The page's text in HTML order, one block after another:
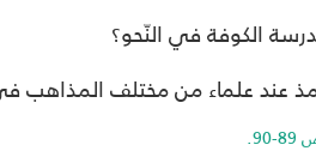
الكوفة في النّحو؟
عند علماء من مختلف المذاهب